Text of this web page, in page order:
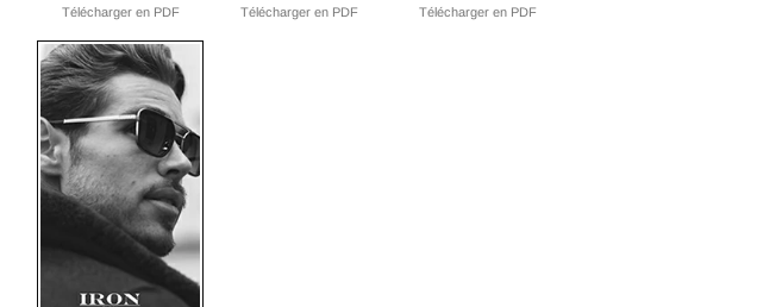
Télécharger en PDF
Télécharger en PDF
Télécharger en PDF